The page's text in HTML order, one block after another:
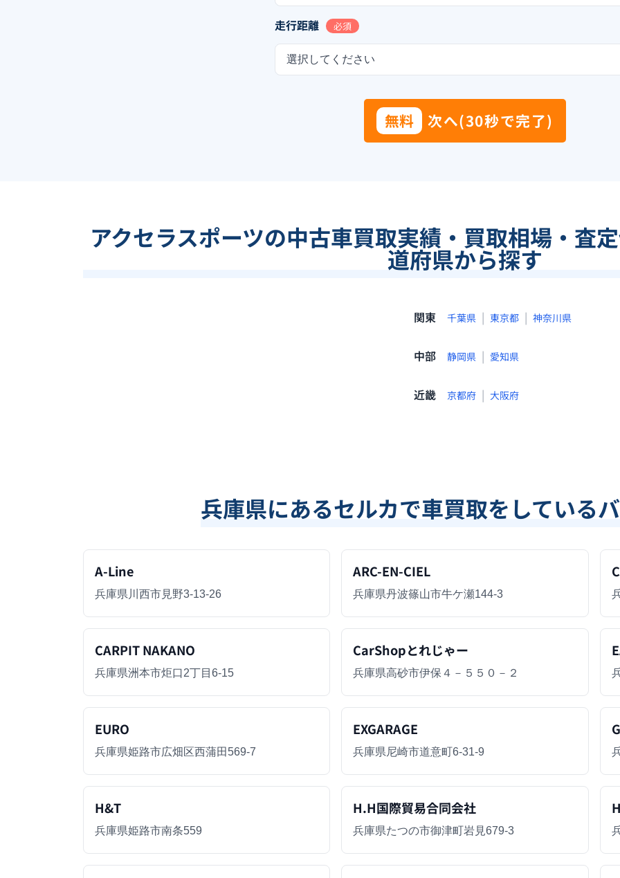
走行距離 必須
選択してください
無料 次へ(30秒で完了)
アクセラスポーツの中古車買取実績・買取相場・査
道府県から探す
関東 千葉県 | 東京都 | 神奈川県
中部 静岡県 | 愛知県
近畿 京都府 | 大阪府
兵庫県にあるセルカで車買取をしている
A-Line
兵庫県川西市見野3-13-26
ARC-EN-CIEL
兵庫県丹波篠山市牛ケ瀬144-3
CARPIT NAKANO
兵庫県洲本市炬口2丁目6-15
CarShopとれじゃー
兵庫県高砂市伊保４－５５０－２
EURO
兵庫県姫路市広畑区西蒲田569-7
EXGARAGE
兵庫県尼崎市道意町6-31-9
H&T
兵庫県姫路市南条559
H.H国際貿易合同会社
兵庫県たつの市御津町岩見679-3